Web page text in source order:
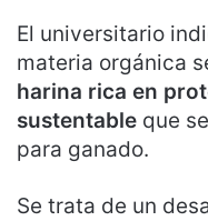
El universitario
materia orgánica
harina rica en
sustentable que
para ganado.
Se trata de un